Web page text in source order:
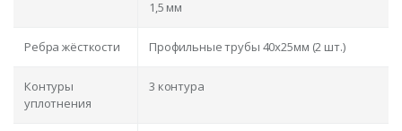
1,5 мм
Ребра жёсткости Профильные трубы 40х25мм (2 шт.)
Контуры
уплотнения
3 контура